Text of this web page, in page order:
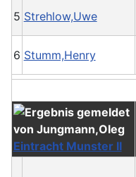
5 Strehlow,Uwe
6 Stumm,Henry
Eintracht Munster II